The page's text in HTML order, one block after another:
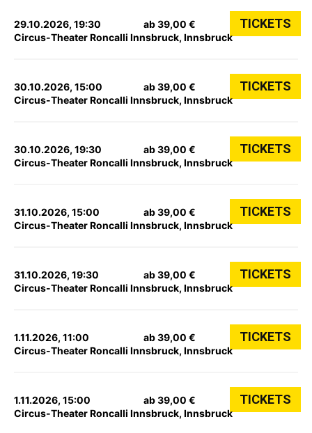
29.10.2026, 19:30
Circus-Theater Roncalli Innsbruck, Innsbruck
ab 39,00 € TICKETS
30.10.2026, 15:00
Circus-Theater Roncalli Innsbruck, Innsbruck
ab 39,00 € TICKETS
30.10.2026, 19:30
Circus-Theater Roncalli Innsbruck, Innsbruck
ab 39,00 € TICKETS
31.10.2026, 15:00
Circus-Theater Roncalli Innsbruck, Innsbruck
ab 39,00 € TICKETS
31.10.2026, 19:30
Circus-Theater Roncalli Innsbruck, Innsbruck
ab 39,00 € TICKETS
1.11.2026, 11:00
Circus-Theater Roncalli Innsbruck, Innsbruck
ab 39,00 € TICKETS
1.11.2026, 15:00
Circus-Theater Roncalli Innsbruck, Innsbruck
ab 39,00 € TICKETS